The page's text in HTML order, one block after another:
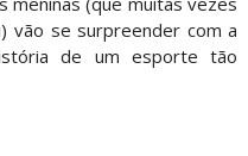
vão se surpreender com a
de um esporte tão